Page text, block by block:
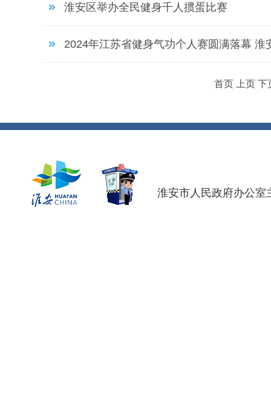
淮安区举办全民健身千人掼蛋比赛
2024年江苏省健身气功个人赛圆满落幕 淮
首页 上页 下
淮安市人民政府办公